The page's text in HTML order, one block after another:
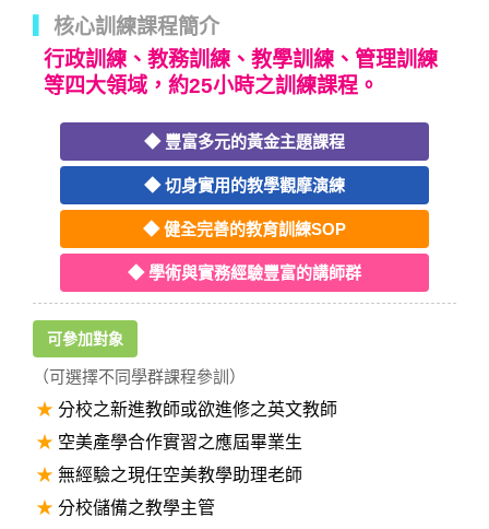
核心訓練課程簡介
行政訓練、教務訓練、教學訓練、管理訓練
等四大領域，約25小時之訓練課程。
◆ 豐富多元的黃金主題課程
◆ 切身實用的教學觀摩演練
◆ 健全完善的教育訓練SOP
◆ 學術與實務經驗豐富的講師群
可參加對象
（可選擇不同學群課程參訓）
★ 分校之新進教師或欲進修之英文教師
★ 空美產學合作實習之應屆畢業生
★ 無經驗之現任空美教學助理老師
★ 分校儲備之教學主管